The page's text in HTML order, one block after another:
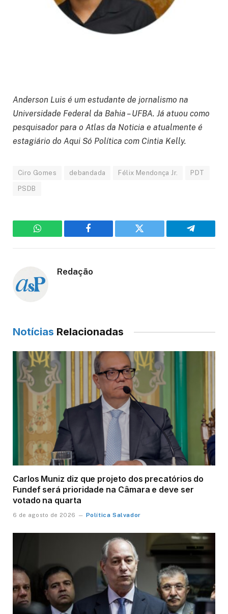
Anderson Luis é um estudante de jornalismo na
Universidade Federal da Bahia – UFBA. Já atuou como
pesquisador para o Atlas da Noticia e atualmente é
estagiário do Aqui Só Política com Cintia Kelly.
Ciro Gomes debandada Félix Mendonça Jr. PDT
PSDB
WhatsApp Facebook Twitter Telegram
Redação
Notícias Relacionadas
Carlos Muniz diz que projeto dos precatórios do
Fundef será prioridade na Câmara e deve ser
votado na quarta
6 de agosto de 2026 Política Salvador